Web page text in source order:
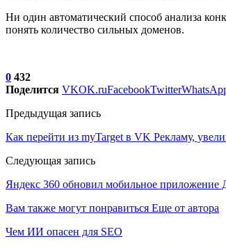
Ни один автоматический способ анализа
понять количество сильных доменов.
0 432
Поделится VKOK.ruFacebookTwitter
Предыдущая запись
Как перейти из myTarget в VK Рекламу,
Следующая запись
Яндекс 360 обновил мобильное приложение
Вам также могут понравиться Еще от автора
Чем ИИ опасен для SEO